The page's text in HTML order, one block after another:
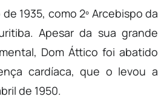
1935, como 2º Arcebispo da
Apesar da sua grande
Dom Áttico foi abatido
cardíaca, que o levou a
de 1950.